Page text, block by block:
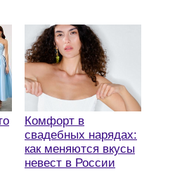
Комфорт в
свадебных нарядах:
как меняются вкусы
невест в России